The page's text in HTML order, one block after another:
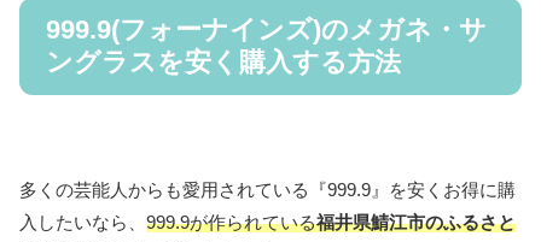
999.9(フォーナインズ)のメガネ・サ
ングラスを安く購入する方法
多くの芸能人からも愛用されている『999.9』を安くお得に購
入したいなら、 999.9が作られている福井県鯖江市のふるさと